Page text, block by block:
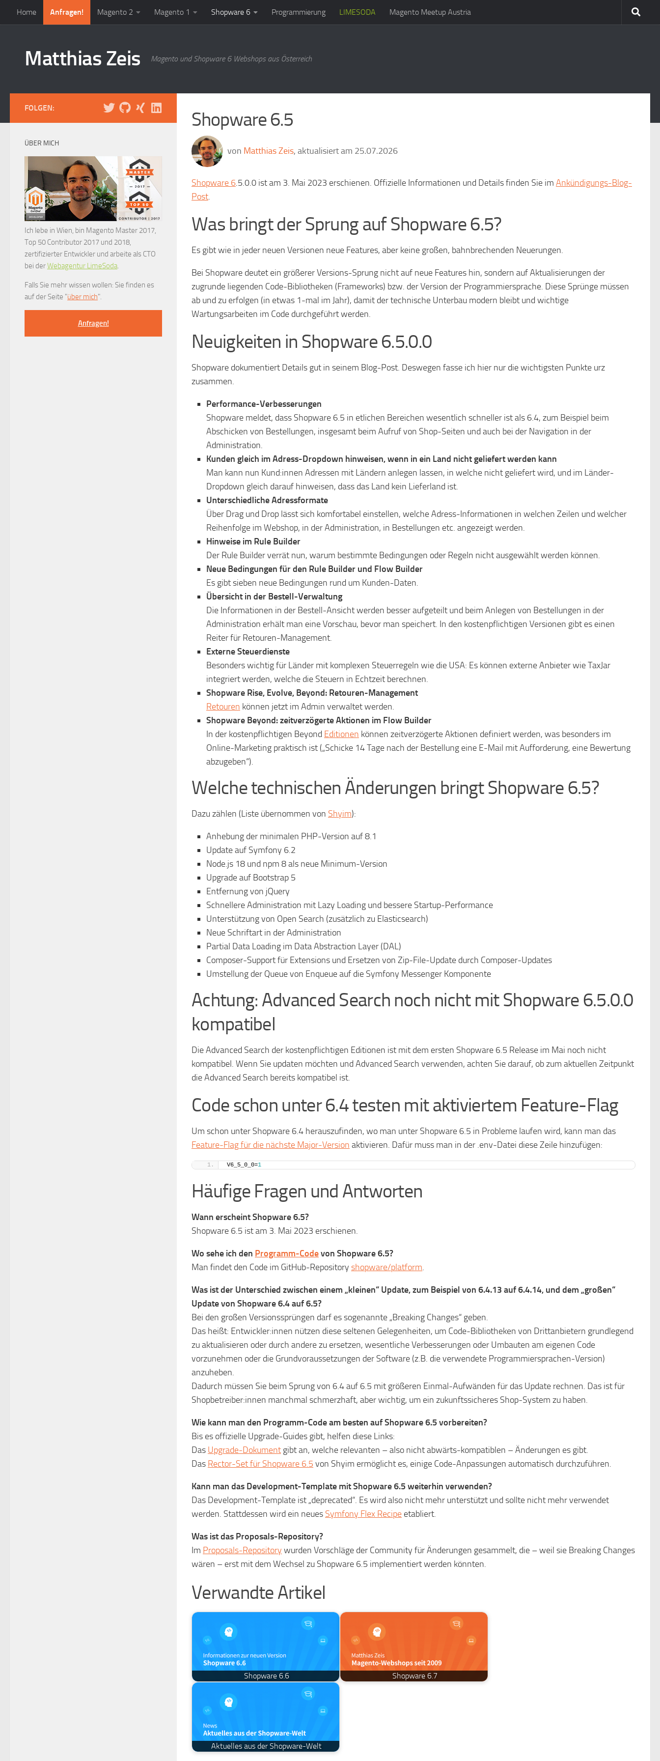
Zum Inhalt springen
Home Anfragen! Magento 2 Magento 1 Shopware 6 Programmierung LIMESODA Magento Meetup Austria
Matthias Zeis Magento und Shopware 6 Webshops aus Österreich
Shopware 6.5
von Matthias Zeis, aktualisiert am 25.07.2026
Shopware 6.5.0.0 ist am 3. Mai 2023 erschienen. Offizielle Informationen und Details finden Sie im Ankündigungs-Blog-
Post.
Was bringt der Sprung auf Shopware 6.5?
Es gibt wie in jeder neuen Versionen neue Features, aber keine großen, bahnbrechenden Neuerungen.
Bei Shopware deutet ein größerer Versions-Sprung nicht auf neue Features hin, sondern auf Aktualisierungen der
zugrunde liegenden Code-Bibliotheken (Frameworks) bzw. der Version der Programmiersprache. Diese Sprünge müssen
ab und zu erfolgen (in etwas 1-mal im Jahr), damit der technische Unterbau modern bleibt und wichtige
Wartungsarbeiten im Code durchgeführt werden.
Neuigkeiten in Shopware 6.5.0.0
Shopware dokumentiert Details gut in seinem Blog-Post. Deswegen fasse ich hier nur die wichtigsten Punkte urz
zusammen.
Performance-Verbesserungen
Shopware meldet, dass Shopware 6.5 in etlichen Bereichen wesentlich schneller ist als 6.4, zum Beispiel beim
Abschicken von Bestellungen, insgesamt beim Aufruf von Shop-Seiten und auch bei der Navigation in der
Administration.
Kunden gleich im Adress-Dropdown hinweisen, wenn in ein Land nicht geliefert werden kann
Man kann nun Kund:innen Adressen mit Ländern anlegen lassen, in welche nicht geliefert wird, und im Länder-
Dropdown gleich darauf hinweisen, dass das Land kein Lieferland ist.
Unterschiedliche Adressformate
Über Drag und Drop lässt sich komfortabel einstellen, welche Adress-Informationen in welchen Zeilen und welcher
Reihenfolge im Webshop, in der Administration, in Bestellungen etc. angezeigt werden.
Hinweise im Rule Builder
Der Rule Builder verrät nun, warum bestimmte Bedingungen oder Regeln nicht ausgewählt werden können.
Neue Bedingungen für den Rule Builder und Flow Builder
Es gibt sieben neue Bedingungen rund um Kunden-Daten.
Übersicht in der Bestell-Verwaltung
Die Informationen in der Bestell-Ansicht werden besser aufgeteilt und beim Anlegen von Bestellungen in der
Administration erhält man eine Vorschau, bevor man speichert. In den kostenpflichtigen Versionen gibt es einen
Reiter für Retouren-Management.
Externe Steuerdienste
Besonders wichtig für Länder mit komplexen Steuerregeln wie die USA: Es können externe Anbieter wie TaxJar
integriert werden, welche die Steuern in Echtzeit berechnen.
Shopware Rise, Evolve, Beyond: Retouren-Management
Retouren können jetzt im Admin verwaltet werden.
Shopware Beyond: zeitverzögerte Aktionen im Flow Builder
In der kostenpflichtigen Beyond Editionen können zeitverzögerte Aktionen definiert werden, was besonders im
Online-Marketing praktisch ist („Schicke 14 Tage nach der Bestellung eine E-Mail mit Aufforderung, eine Bewertung
abzugeben“).
Welche technischen Änderungen bringt Shopware 6.5?
Dazu zählen (Liste übernommen von Shyim):
Anhebung der minimalen PHP-Version auf 8.1
Update auf Symfony 6.2
Node.js 18 und npm 8 als neue Minimum-Version
Upgrade auf Bootstrap 5
Entfernung von jQuery
Schnellere Administration mit Lazy Loading und bessere Startup-Performance
Unterstützung von Open Search (zusätzlich zu Elasticsearch)
Neue Schriftart in der Administration
Partial Data Loading im Data Abstraction Layer (DAL)
Composer-Support für Extensions und Ersetzen von Zip-File-Update durch Composer-Updates
Umstellung der Queue von Enqueue auf die Symfony Messenger Komponente
Achtung: Advanced Search noch nicht mit Shopware 6.5.0.0
kompatibel
Die Advanced Search der kostenpflichtigen Editionen ist mit dem ersten Shopware 6.5 Release im Mai noch nicht
kompatibel. Wenn Sie updaten möchten und Advanced Search verwenden, achten Sie darauf, ob zum aktuellen Zeitpunkt
die Advanced Search bereits kompatibel ist.
Code schon unter 6.4 testen mit aktiviertem Feature-Flag
Um schon unter Shopware 6.4 herauszufinden, wo man unter Shopware 6.5 in Probleme laufen wird, kann man das
Feature-Flag für die nächste Major-Version aktivieren. Dafür muss man in der .env-Datei diese Zeile hinzufügen:
V6_5_0_0=1
Häufige Fragen und Antworten
Wann erscheint Shopware 6.5?
Shopware 6.5 ist am 3. Mai 2023 erschienen.
Wo sehe ich den Programm-Codevon Shopware 6.5?
Man findet den Code im GitHub-Repository shopware/platform.
Was ist der Unterschied zwischen einem „kleinen“ Update, zum Beispiel von 6.4.13 auf 6.4.14, und dem „großen“
Update von Shopware 6.4 auf 6.5?
Bei den großen Versionssprüngen darf es sogenannte „Breaking Changes“ geben.
Das heißt: Entwickler:innen nützen diese seltenen Gelegenheiten, um Code-Bibliotheken von Drittanbietern grundlegend
zu aktualisieren oder durch andere zu ersetzen, wesentliche Verbesserungen oder Umbauten am eigenen Code
vorzunehmen oder die Grundvoraussetzungen der Software (z.B. die verwendete Programmiersprachen-Version)
anzuheben.
Dadurch müssen Sie beim Sprung von 6.4 auf 6.5 mit größeren Einmal-Aufwänden für das Update rechnen. Das ist für
Shopbetreiber:innen manchmal schmerzhaft, aber wichtig, um ein zukunftssicheres Shop-System zu haben.
Wie kann man den Programm-Code am besten auf Shopware 6.5 vorbereiten?
Bis es offizielle Upgrade-Guides gibt, helfen diese Links:
Das Upgrade-Dokument gibt an, welche relevanten – also nicht abwärts-kompatiblen – Änderungen es gibt.
Das Rector-Set für Shopware 6.5 von Shyim ermöglicht es, einige Code-Anpassungen automatisch durchzuführen.
Kann man das Development-Template mit Shopware 6.5 weiterhin verwenden?
Das Development-Template ist „deprecated“. Es wird also nicht mehr unterstützt und sollte nicht mehr verwendet
werden. Stattdessen wird ein neues Symfony Flex Recipe etabliert.
Was ist das Proposals-Repository?
Im Proposals-Repository wurden Vorschläge der Community für Änderungen gesammelt, die – weil sie Breaking Changes
wären – erst mit dem Wechsel zu Shopware 6.5 implementiert werden könnten.
Verwandte Artikel
Shopware 6.6 Shopware 6.7
Aktuelles aus der Shopware-Welt
FOLGEN:
ÜBER MICH
Ich lebe in Wien, bin Magento Master 2017,
Top 50 Contributor 2017 und 2018,
zertifizierter Entwickler und arbeite als CTO
bei derWebagentur LimeSoda.
Falls Sie mehr wissen wollen: Sie finden es
auf der Seite "über mich".
Anfragen!